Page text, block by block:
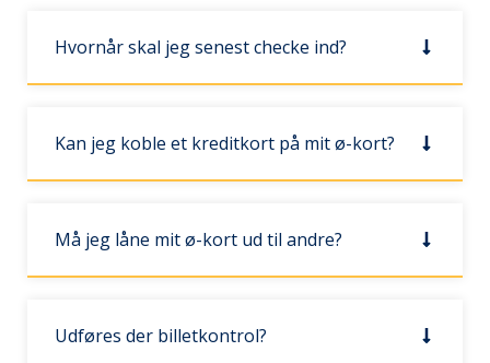
Hvornår skal jeg senest checke ind?
Kan jeg koble et kreditkort på mit ø-kort?
Må jeg låne mit ø-kort ud til andre?
Udføres der billetkontrol?